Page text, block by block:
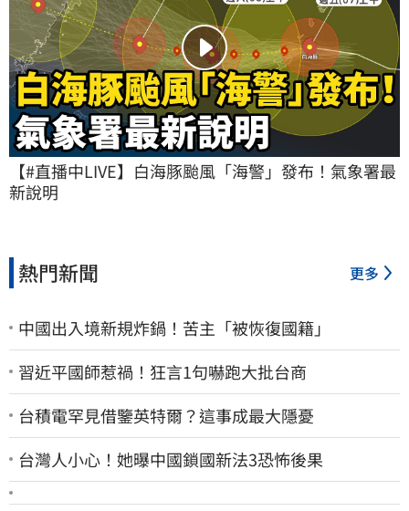
【#直播中LIVE】白海豚颱風「海警」發布！氣象署最
新說明
熱門新聞 更多
中國出入境新規炸鍋！苦主「被恢復國籍」
習近平國師惹禍！狂言1句嚇跑大批台商
台積電罕見借鑒英特爾？這事成最大隱憂
台灣人小心！她曝中國鎖國新法3恐怖後果